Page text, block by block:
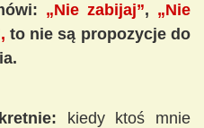
„Nie zabijaj”, „Nie
to nie są propozycje do
kiedy ktoś mnie